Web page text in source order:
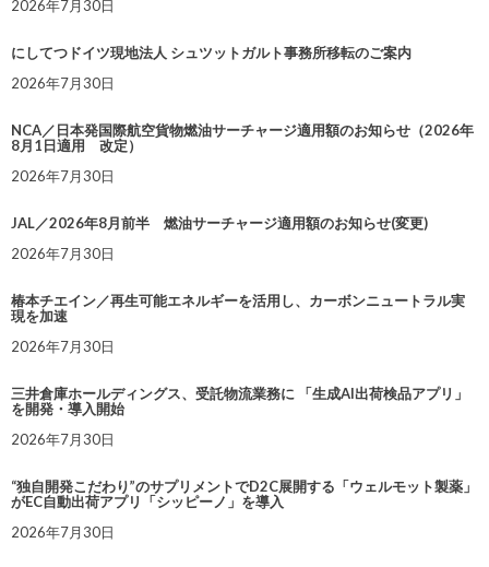
2026年7月30日
にしてつドイツ現地法人 シュツットガルト事務所移転のご案内
2026年7月30日
NCA／日本発国際航空貨物燃油サーチャージ適用額のお知らせ（2026年
8月1日適用 改定）
2026年7月30日
JAL／2026年8月前半 燃油サーチャージ適用額のお知らせ(変更)
2026年7月30日
椿本チエイン／再生可能エネルギーを活用し、カーボンニュートラル実
現を加速
2026年7月30日
三井倉庫ホールディングス、受託物流業務に 「生成AI出荷検品アプリ」
を開発・導入開始
2026年7月30日
“独自開発こだわり”のサプリメントでD2C展開する「ウェルモット製薬」
がEC自動出荷アプリ「シッピーノ」を導入
2026年7月30日